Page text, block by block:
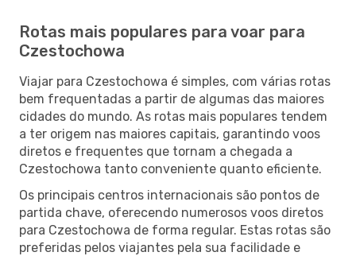
Rotas mais populares para voar para
Czestochowa
Viajar para Czestochowa é simples, com várias rotas
bem frequentadas a partir de algumas das maiores
cidades do mundo. As rotas mais populares tendem
a ter origem nas maiores capitais, garantindo voos
diretos e frequentes que tornam a chegada a
Czestochowa tanto conveniente quanto eficiente.
Os principais centros internacionais são pontos de
partida chave, oferecendo numerosos voos diretos
para Czestochowa de forma regular. Estas rotas são
preferidas pelos viajantes pela sua facilidade e